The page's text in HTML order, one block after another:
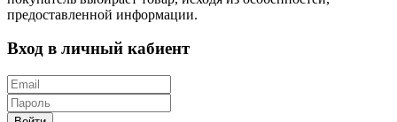
предоставленной информации.
Вход в личный кабиент